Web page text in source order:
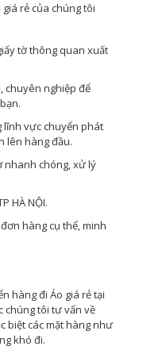
rẻ của chúng tôi
tờ thông quan xuất
chuyên nghiệp để
lĩnh vực chuyển phát
lên hàng đầu.
nhanh chóng, xử lý
HÀ NỘI.
hàng cụ thể, minh
hàng đi Áo giá rẻ tại
chúng tôi tư vấn về
biệt các mặt hàng như
khó đi.